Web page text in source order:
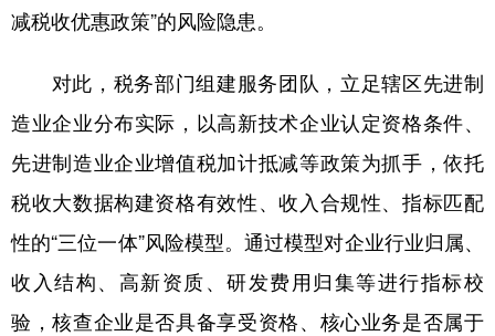
减税收优惠政策”的风险隐患。
对此，税务部门组建服务团队，立足辖区先进制
造业企业分布实际，以高新技术企业认定资格条件、
先进制造业企业增值税加计抵减等政策为抓手，依托
税收大数据构建资格有效性、收入合规性、指标匹配
性的“三位一体”风险模型。通过模型对企业行业归属、
收入结构、高新资质、研发费用归集等进行指标校
验，核查企业是否具备享受资格、核心业务是否属于